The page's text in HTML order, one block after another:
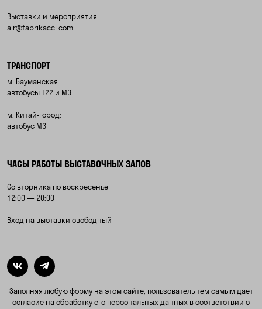
Выставки и мероприятия
air@fabrikacci.com
ТРАНСПОРТ
м. Бауманская:
автобусы Т22 и М3.
м. Китай-город:
автобус М3
ЧАСЫ РАБОТЫ ВЫСТАВОЧНЫХ ЗАЛОВ
Со вторника по воскресенье
12:00 — 20:00
Вход на выставки свободный
Заполняя любую форму на этом сайте, пользователь тем самым дает
согласие на обработку его персональных данных в соответствии с